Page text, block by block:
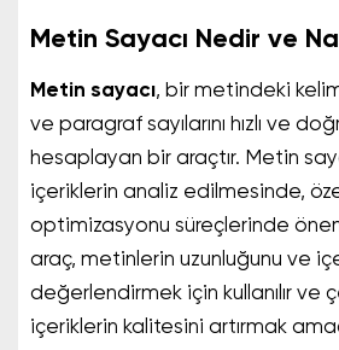
Metin Sayacı Nedir ve
Metin sayacı, bir metindeki
ve paragraf sayılarını hızlı ve
hesaplayan bir araçtır. Metin
içeriklerin analiz edilmesinde,
optimizasyonu süreçlerinde
araç, metinlerin uzunluğunu ve
değerlendirmek için kullanılır ve
içeriklerin kalitesini artırmak